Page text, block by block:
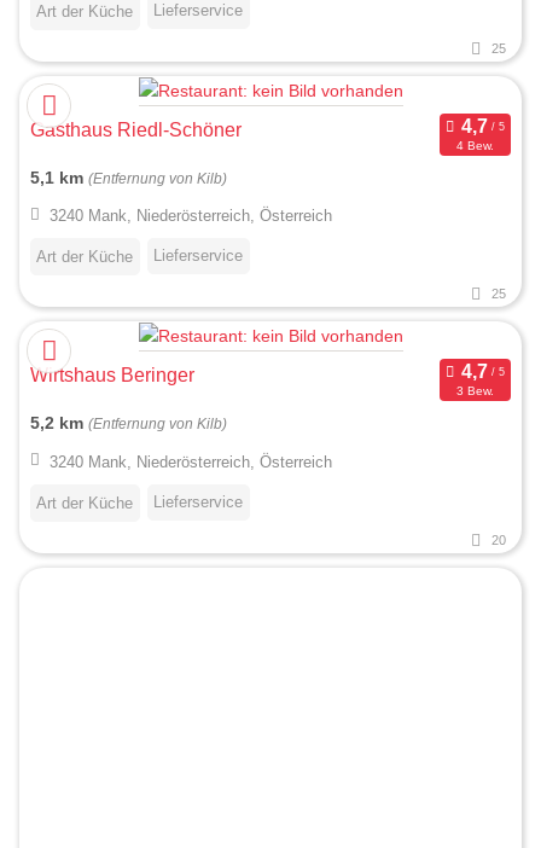
Art der Küche Lieferservice
25
Gasthaus Riedl-Schöner
4 Bew.
5,1 km (Entfernung von Kilb)
3240 Mank, Niederösterreich, Österreich
Art der Küche Lieferservice
25
Wirtshaus Beringer
3 Bew.
5,2 km (Entfernung von Kilb)
3240 Mank, Niederösterreich, Österreich
Art der Küche Lieferservice
20